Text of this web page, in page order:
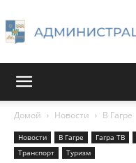
Домой Новости В Гагре
Новости В Гагре Гагра ТВ
Транспорт
Туризм